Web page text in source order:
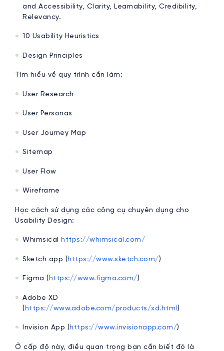
and Accessibility, Clarity, Learnability, Credibility,
Relevancy.
10 Usability Heuristics
Design Principles
Tìm hiểu về quy trình cần làm:
User Research
User Personas
User Journey Map
Sitemap
User Flow
Wireframe
Học cách sử dụng các công cụ chuyên dụng cho
Usability Design:
Whimsical https://whimsical.com/
Sketch app ( https://www.sketch.com/)
Figma ( https://www.figma.com/)
Adobe XD
( https://www.adobe.com/products/xd.html )
Invision App ( https://www.invisionapp.com/)
Ở cấp độ này, điều quan trọng bạn cần biết đó là